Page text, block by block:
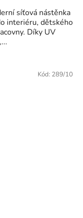
síťová nástěnka
interiéru, dětského
Díky UV
Kód: 289/10